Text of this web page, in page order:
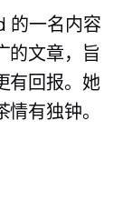
一名内容
的文章，旨
有回报。她
有独钟。